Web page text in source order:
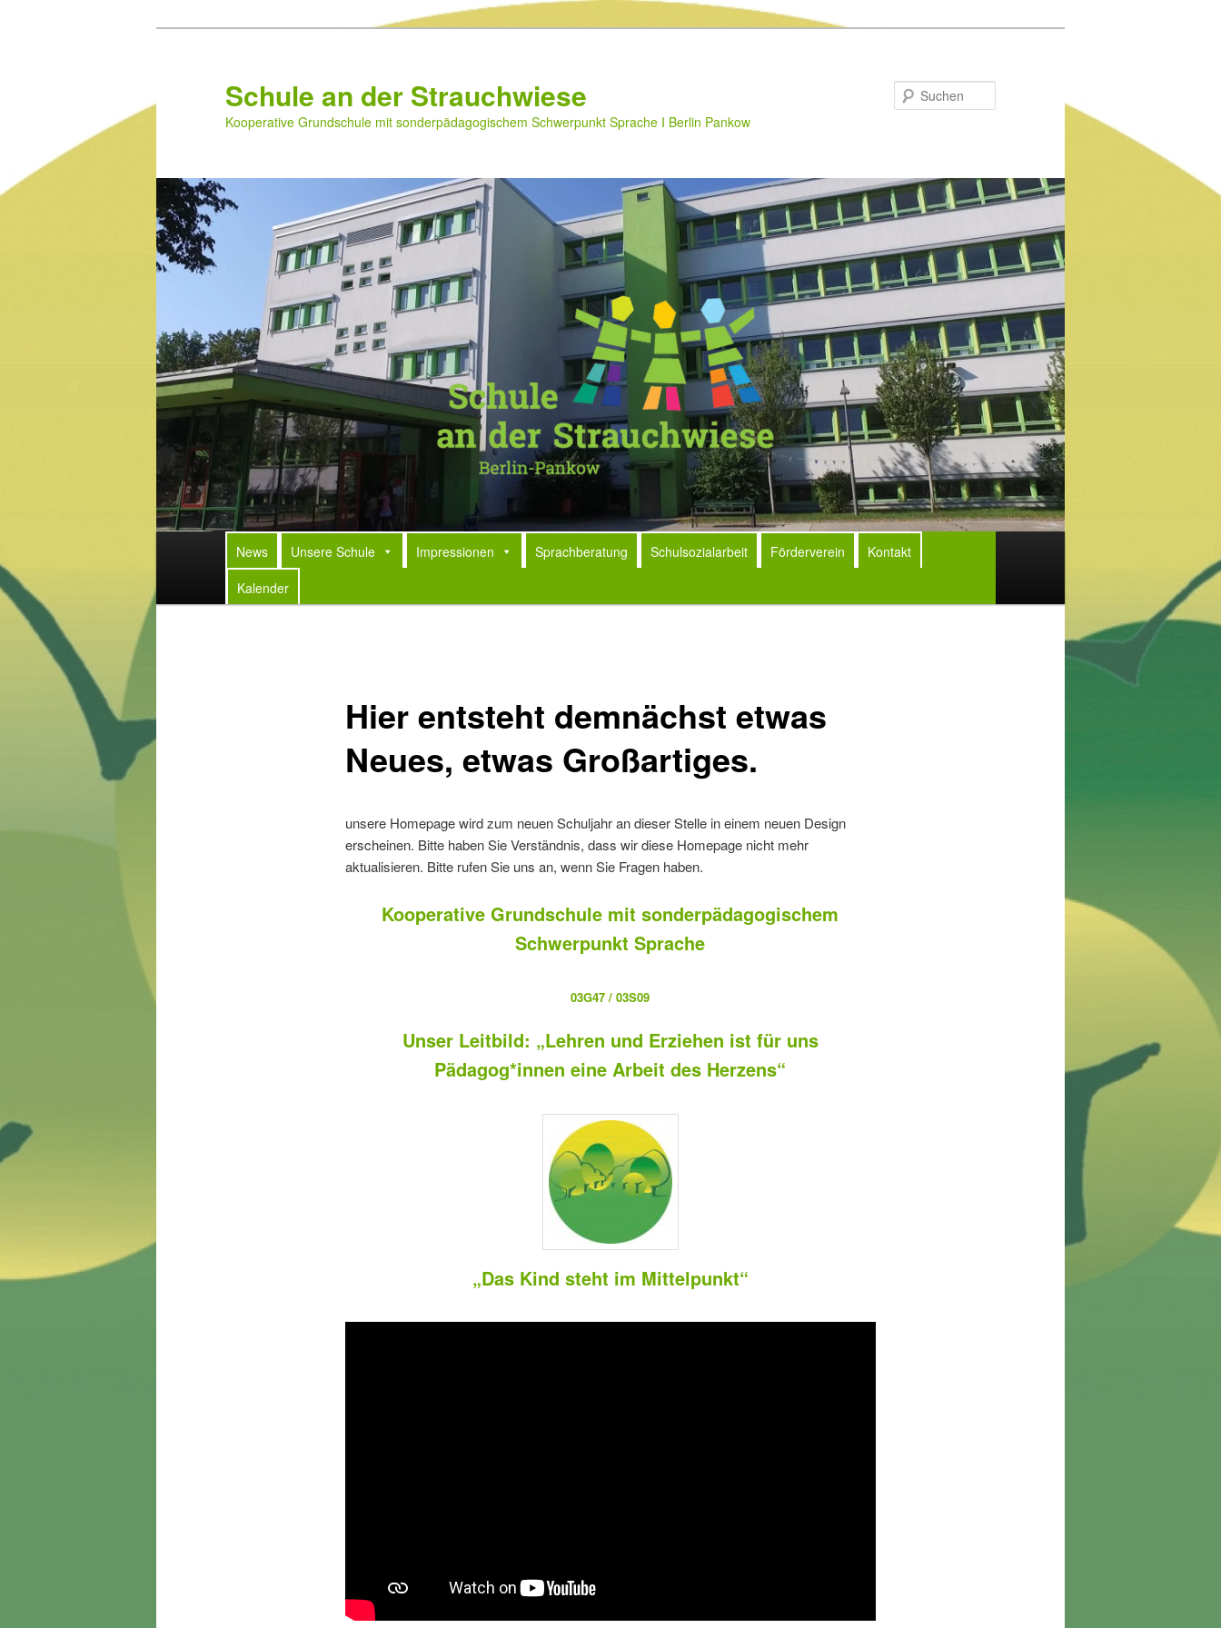
Schule an der Strauchwiese
Kooperative Grundschule mit sonderpädagogischem Schwerpunkt Sprache I Berlin Pankow
News Unsere Schule Impressionen Sprachberatung Schulsozialarbeit Förderverein
Kontakt
Kalender
Hier entsteht demnächst etwas
Neues, etwas Großartiges.
unsere Homepage wird zum neuen Schuljahr an dieser Stelle in einem neuen Design
erscheinen. Bitte haben Sie Verständnis, dass wir diese Homepage nicht mehr
aktualisieren. Bitte rufen Sie uns an, wenn Sie Fragen haben.
Kooperative Grundschule mit sonderpädagogischem
Schwerpunkt Sprache
03G47 / 03S09
Unser Leitbild: „Lehren und Erziehen ist für uns
Pädagog*innen eine Arbeit des Herzens“
„Das Kind steht im Mittelpunkt“